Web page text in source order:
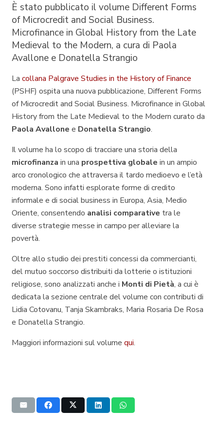
È stato pubblicato il volume Different Forms
of Microcredit and Social Business.
Microfinance in Global History from the Late
Medieval to the Modern, a cura di Paola
Avallone e Donatella Strangio
La collana Palgrave Studies in the History of Finance
(PSHF) ospita una nuova pubblicazione, Different Forms
of Microcredit and Social Business. Microfinance in Global
History from the Late Medieval to the Modern curato da
Paola Avallone e Donatella Strangio.
Il volume ha lo scopo di tracciare una storia della
microfinanza in una prospettiva globale in un ampio
arco cronologico che attraversa il tardo medioevo e l’età
moderna. Sono infatti esplorate forme di credito
informale e di social business in Europa, Asia, Medio
Oriente, consentendo analisi comparative tra le
diverse strategie messe in campo per alleviare la
povertà.
Oltre allo studio dei prestiti concessi da commercianti,
del mutuo soccorso distribuiti da lotterie o istituzioni
religiose, sono analizzati anche i Monti di Pietà, a cui è
dedicata la sezione centrale del volume con contributi di
Lidia Cotovanu, Tanja Skambraks, Maria Rosaria De Rosa
e Donatella Strangio.
Maggiori informazioni sul volume qui.